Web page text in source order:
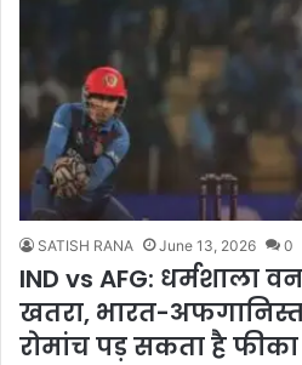
SATISH RANA June 13, 2026 0
IND vs AFG: धर्मशाला
खतरा, भारत-
रोमांच पड़ सकता है फीका